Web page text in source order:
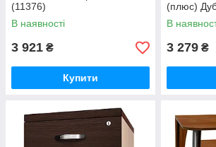
(11376)
В наявності
3 921 ₴
Купити
(плюс)
темний
В
3 279 ₴